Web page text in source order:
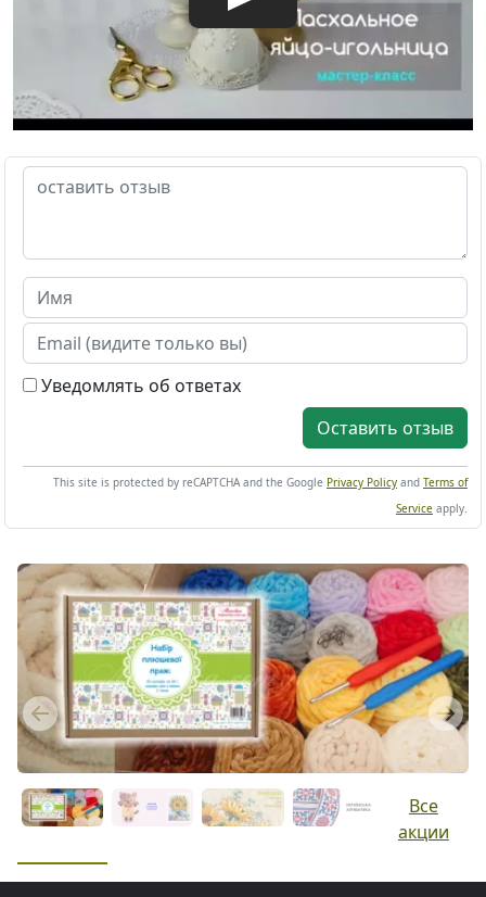
Уведомлять об ответах
Оставить отзыв
This site is protected by reCAPTCHA and the Google Privacy Policy and Terms of
Service apply.
Previous Next
Все
акции